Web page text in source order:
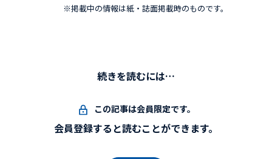
※掲載中の情報は紙・誌面掲載時のものです。
続きを読むには…
この記事は会員限定です。
会員登録すると読むことができます。